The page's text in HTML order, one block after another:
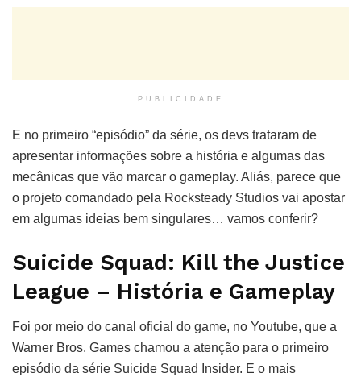
PUBLICIDADE
E no primeiro “episódio” da série, os devs trataram de
apresentar informações sobre a história e algumas das
mecânicas que vão marcar o gameplay. Aliás, parece que
o projeto comandado pela Rocksteady Studios vai apostar
em algumas ideias bem singulares… vamos conferir?
Suicide Squad: Kill the Justice
League – História e Gameplay
Foi por meio do canal oficial do game, no Youtube, que a
Warner Bros. Games chamou a atenção para o primeiro
episódio da série Suicide Squad Insider. E o mais